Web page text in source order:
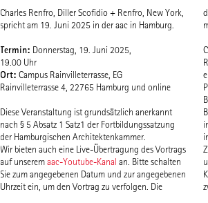
Charles Renfro, Diller Scofidio + Renfro, New York,
spricht am 19. Juni 2025 in der aac in Hamburg.
Termin: Donnerstag, 19. Juni 2025,
19.00 Uhr
Ort:Campus Rainvilleterrasse, EG
Rainvilleterrasse 4, 22765 Hamburg und online
Diese Veranstaltung ist grundsätzlich anerkannt
nach § 5 Absatz 1 Satz1 der Fortbildungssatzung
der Hamburgischen Architektenkammer.
Wir bieten auch eine Live-Übertragung des Vortrags
auf unseremaac-Youtube-Kanalan. Bitte schalten
Sie zum angegebenen Datum und zur angegebenen
Uhrzeit ein, um den Vortrag zu verfolgen. Die